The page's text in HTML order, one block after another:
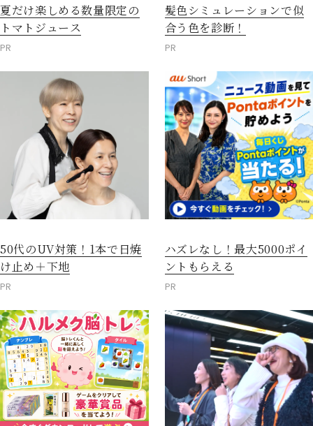
夏だけ楽しめる数量限定の
トマトジュース
PR
髪色シミュレーションで似
合う色を診断！
PR
50代のUV対策！1本で日焼
け止め＋下地
PR
ハズレなし！最大5000ポイ
ントもらえる
PR